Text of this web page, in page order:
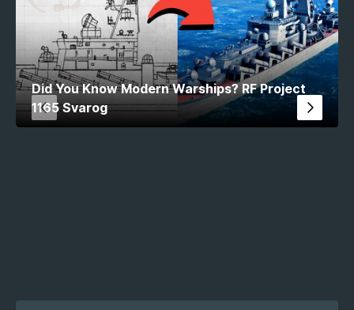
Did You Know Modern Warships? RF Project
1165 Svarog